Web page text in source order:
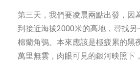
第三天，我們要凌晨兩點出發，因
到接近海拔2000米的高地，尋找另
棉蘭角鴞。本來應該是極疲累的黑
萬里無雲，肉眼可見的銀河映照下